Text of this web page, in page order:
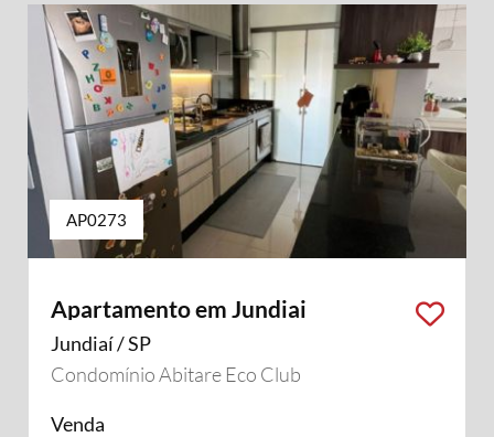
AP0273
Apartamento em Jundiai
Jundiaí / SP
Condomínio Abitare Eco Club
Venda